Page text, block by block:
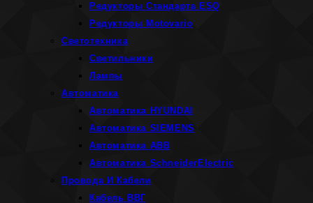
Редукторы Стандарта ESQ
Редукторы Motovario
Светотехника
Светильники
Лампы
Автоматика
Автоматика HYUNDAI
Автоматика SIEMENS
Автоматика ABB
Автоматика SchneiderElectric
Провода И Кабели
Кабель ВВГ